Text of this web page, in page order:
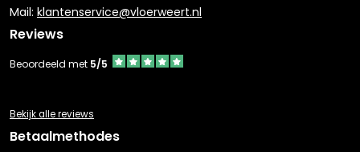
Mail: klantenservice@vloerweert.nl
Reviews
Beoordeeld met 5/5
Bekijk alle reviews
Betaalmethodes